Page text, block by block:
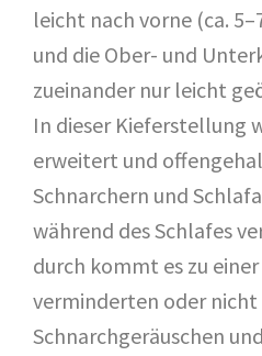
leicht nach vor­ne (ca.
und die Ober- und
zuein­an­der nur leicht
In die­ser Kie­fer­stel­lung
erwei­tert und
Schnar­chern und
wäh­rend des Schla­fes
durch kommt es zu
ver­min­der­ten oder
Schnarch­ge­räu­schen